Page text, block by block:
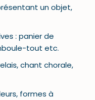
un objet,
: panier de
tout etc.
chant chorale,
formes à